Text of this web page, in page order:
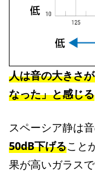
人は音の大きさ
なった」と感じる
スペーシア静は
50dB下げること
果が高いガラスで